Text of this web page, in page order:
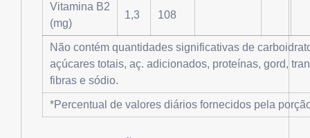
Vitamina B2
(mg)
1,3 108
Não contém quantidades significativas de
açúcares totais, aç. adicionados, proteínas, gord,
fibras e sódio.
*Percentual de valores diários fornecidos pela